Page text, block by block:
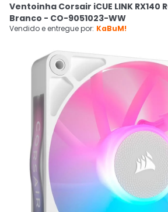
Cupons
Ativar tradutor em libras
CADASTRE-SE
Ventoinha Corsair iCUE LINK RX140
Branco - CO-9051023-WW
Vendido e entregue por: KaBuM!